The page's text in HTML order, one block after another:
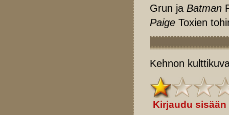
Grun ja Batman
Paige Toxien
Kehnon
Kirjaudu sisään